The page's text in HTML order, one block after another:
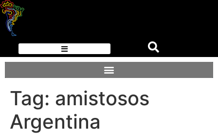
Tag: amistosos
Argentina